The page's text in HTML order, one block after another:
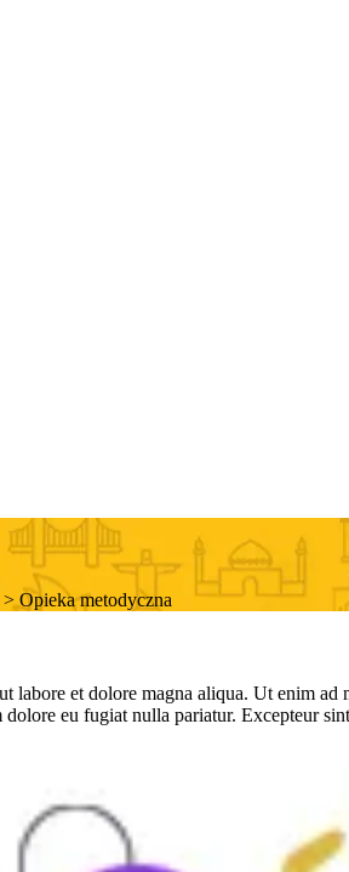
> Opieka metodyczna
et dolore magna aliqua. Ut enim
eu fugiat nulla pariatur. Excepteur